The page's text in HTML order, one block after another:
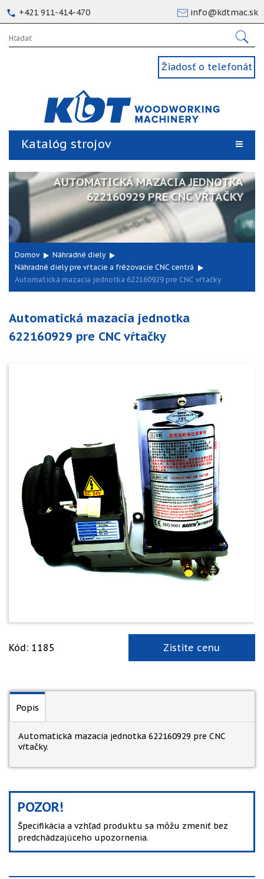
+421 911-414-470 info@kdtmac.sk
Žiadosť o telefonát
Katalóg strojov
AUTOMATICKÁ MAZACIA JEDNOTKA
622160929 PRE CNC VŔTAČKY
Domov
Náhradné diely
Náhradné diely pre vŕtacie a frézovacie CNC centrá
Automatická mazacia jednotka 622160929 pre CNC vŕtačky
Automatická mazacia jednotka
622160929 pre CNC vŕtačky
Kód: 1185 Zistite cenu
Popis
Automatická mazacia jednotka 622160929 pre CNC
vŕtačky.
POZOR!
Špecifikácia a vzhľad produktu sa môžu zmeniť bez
predchádzajúceho upozornenia.